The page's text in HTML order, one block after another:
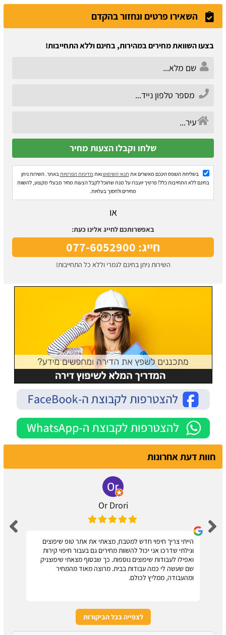
השאירו פרטים ונחזור בהקדם
בצעו השוואת מחירים במהירות, בחינם וללא התחייבות!
בשליחת הטופס הינכם מאשרים את תנאי השימושואת מדיניות הפרטיות באתר. השירות ניתן
בחינם ללא התחייבות כלל! פרטיך יועברו על מנת שתוכל לקבל הצעות מחיר מבעלי מקצוע, להשוות
מחירים ולחסוך בעלויות.
או
באפשרותכם לחייג אלינו כעת:
חייג: 077-6052900
השירות ניתן בחינם לגמרי וללא כל התחייבות!
חוות דעת אחרונות
Or Drori
הייתי צריך חיפוי חדש למטבח, מצאתי את אתר טופ שיפוצים
וגילתי שדרכו אני יכול להשוות מחירים גם בעבור חיפוי קירות
ואפילו לעבודות שיפוצים נוספות. כך שבסוף מצאתי שיפוצניק
שם שעשה לי כמה עבודות בבית. מרוצה מאוד מהמחיר
ומהעבודה, ממליץ לכולם.
לצפייה בכל הביקורות